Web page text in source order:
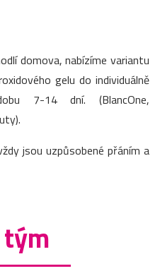
domova, nabízíme variantu
gelu do individuálně
7-14 dní. (BlancOne,
jsou uzpůsobené přáním a